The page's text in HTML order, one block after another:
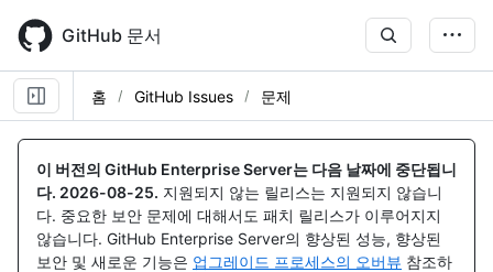
main
content
GitHub 문서
홈 GitHub Issues 문제
이 버전의 GitHub Enterprise Server는 다음 날짜에 중단됩니
다. 2026-08-25. 지원되지 않는 릴리스는 지원되지 않습니
다. 중요한 보안 문제에 대해서도 패치 릴리스가 이루어지지
않습니다. GitHub Enterprise Server의 향상된 성능, 향상된
보안 및 새로운 기능은 업그레이드 프로세스의 오버뷰 참조하